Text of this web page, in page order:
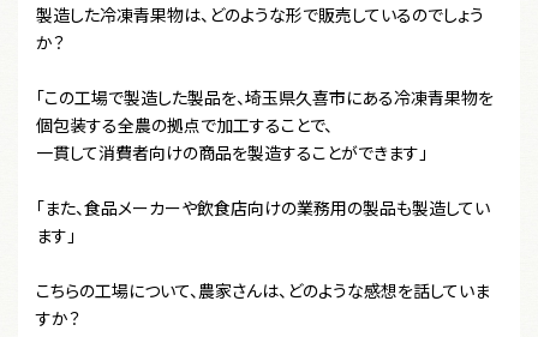
製造した冷凍青果物は、どのような形で販売しているのでしょう
か？
「この工場で製造した製品を、埼玉県久喜市にある冷凍青果物を
個包装する全農の拠点で加工することで、
一貫して消費者向けの商品を製造することができます」
「また、食品メーカーや飲食店向けの業務用の製品も製造してい
ます」
こちらの工場について、農家さんは、どのような感想を話していま
すか？